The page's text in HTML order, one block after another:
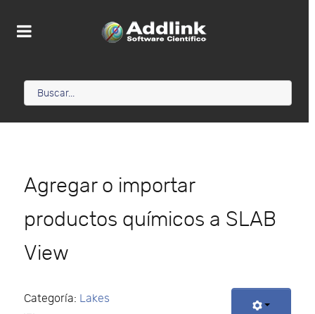
Agregar o importar
productos químicos a SLAB
View
Categoría: Lakes